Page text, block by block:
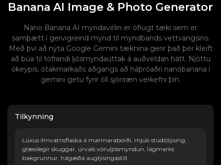
Banana AI Image & Photo Generator
Nano Banana AI myndavélin er öflugt tæki sem er
samþætt í gervigreind mynd til myndbands vettvangsins.
Með því að nýta Google Gemini tæknina gerir það þér kleift
að búa til töfrandi ljósmyndaúttak á auðveldan hátt. Njóttu
ókeypis, ótakmarkaðs aðgangs að háþróaðri nanóbanana í
gemini getu fyrir öll sjónræn verkefni þín.
Tilkynning
Lúxus ilmvatnsflaska á marmaraborði, mjúk stúdíólýsing,
glæsilegir skuggar, úrvals vöruljósmyndun, lágmarks
bakgrunnur, hágæða auglýsingastíll